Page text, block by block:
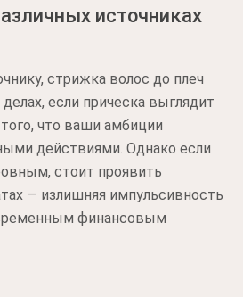
источниках
стрижка волос до плеч
если прическа выглядит
что ваши амбиции
действиями. Однако если
стоит проявить
— излишняя импульсивность
финансовым